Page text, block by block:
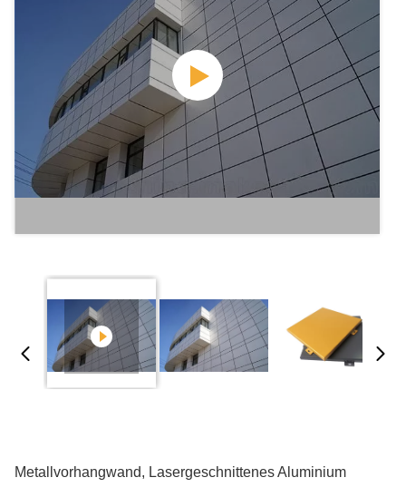
Metallvorhangwand, Lasergeschnittenes Aluminium